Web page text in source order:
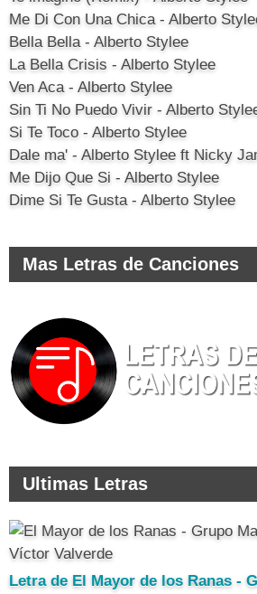
Me Di Con Una Chica - Alberto
Bella Bella - Alberto Stylee
La Bella Crisis - Alberto Stylee
Ven Aca - Alberto Stylee
Sin Ti No Puedo Vivir - Alberto
Si Te Toco - Alberto Stylee
Dale ma' - Alberto Stylee ft Nicky
Me Dijo Que Si - Alberto Stylee
Dime Si Te Gusta - Alberto Stylee
Mas Letras de Canciones
Ultimas Letras
Letra de El Mayor de los Ranas -